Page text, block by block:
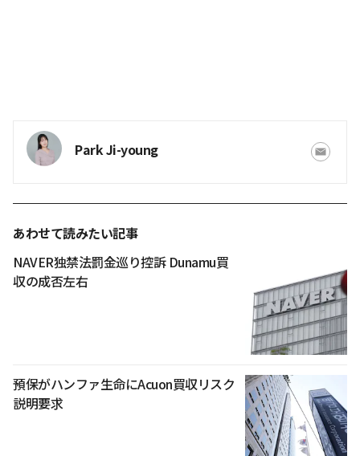
Park Ji-young
あわせて読みたい記事
NAVER独禁法罰金巡り控訴 Dunamu買
収の成否左右
預保がハンファ生命にAcuon買収リスク
説明要求